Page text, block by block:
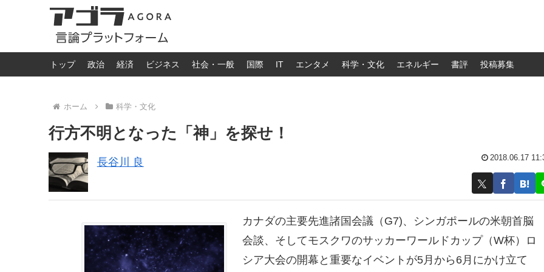
トップ 政治 経済 ビジネス 社会・一般 国際 IT エンタメ 科学・文化 エネルギー 書評 投稿募集
ホーム 科学・文化
行方不明となった「神」を探せ！
長谷川 良 2018.06.17
カナダの主要先進諸国会議（G7)、シンガポールの米朝首脳
会談、そしてモスクワのサッカーワールドカップ（W杯）ロ
シア大会の開幕と重要なイベントが5月から6月にかけ立て